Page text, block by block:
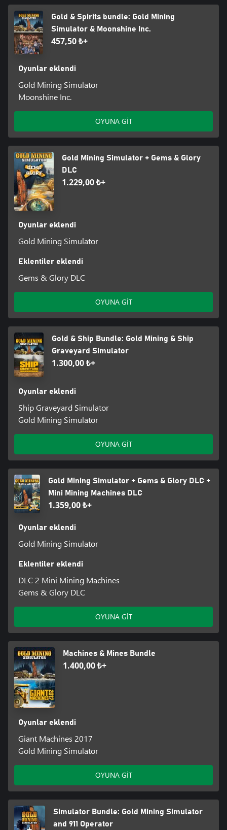
Gold & Spirits bundle: Gold Mining
Simulator & Moonshine Inc.
457,50 ₺+
Oyunlar eklendi
Gold Mining Simulator
Moonshine Inc.
OYUNA GİT
Gold Mining Simulator + Gems & Glory
DLC
1.229,00 ₺+
Oyunlar eklendi
Gold Mining Simulator
Eklentiler eklendi
Gems & Glory DLC
OYUNA GİT
Gold & Ship Bundle: Gold Mining & Ship
Graveyard Simulator
1.300,00 ₺+
Oyunlar eklendi
Ship Graveyard Simulator
Gold Mining Simulator
OYUNA GİT
Gold Mining Simulator + Gems & Glory DLC +
Mini Mining Machines DLC
1.359,00 ₺+
Oyunlar eklendi
Gold Mining Simulator
Eklentiler eklendi
DLC 2 Mini Mining Machines
Gems & Glory DLC
OYUNA GİT
Machines & Mines Bundle
1.400,00 ₺+
Oyunlar eklendi
Giant Machines 2017
Gold Mining Simulator
OYUNA GİT
Simulator Bundle: Gold Mining Simulator
and 911 Operator